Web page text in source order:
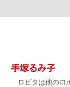
手塚るみ子
ロビタは他のロ